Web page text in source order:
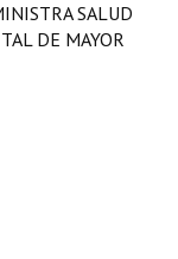
SALUD
DE MAYOR